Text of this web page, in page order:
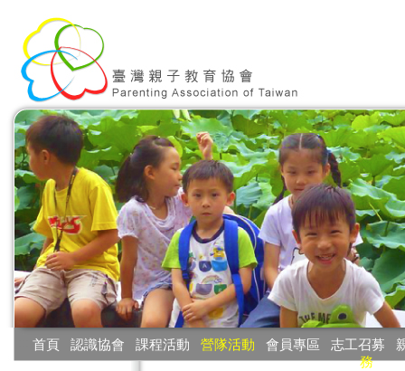
首頁 認識協會 課程活動 營隊活動 會員專區 志工召募
務